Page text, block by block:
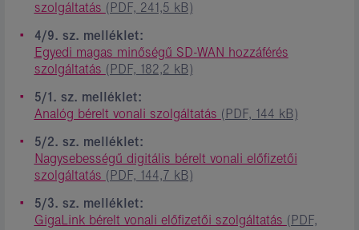
szolgáltatás (PDF, 241,5 kB)
4/9. sz. melléklet:
Egyedi magas minőségű SD-WAN hozzáférés
szolgáltatás (PDF, 182,2 kB)
5/1. sz. melléklet:
Analóg bérelt vonali szolgáltatás (PDF, 144 kB)
5/2. sz. melléklet:
Nagysebességű digitális bérelt vonali előfizetői
szolgáltatás (PDF, 144,7 kB)
5/3. sz. melléklet:
GigaLink bérelt vonali előfizetői szolgáltatás (PDF,